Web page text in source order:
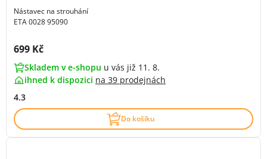
Nástavec na strouhání
ETA 0028 95090
Cena s DPH:
699 Kč
Skladem v e-shopu u vás již 11. 8.
ihned k dispozici na 39 prodejnách
4.3
Do košíku